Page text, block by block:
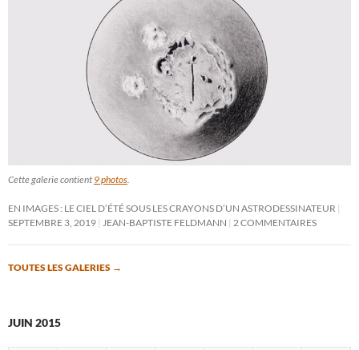
Cette galerie contient 9 photos
EN IMAGES : LE CIEL D’ÉTÉ SOUS LES CRAYONS D’UN ASTRODESSINATEUR
SEPTEMBRE 3, 2019
JEAN-BAPTISTE FELDMANN 2 COMMENTAIRES
TOUTES LES GALERIES →
JUIN 2015